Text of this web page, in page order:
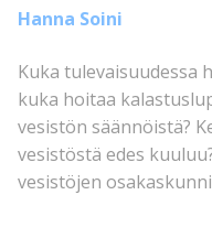
Hanna Soini
Kuka tulevaisuudessa
kuka hoitaa
vesistön säännöistä?
vesistöstä edes
vesistöjen